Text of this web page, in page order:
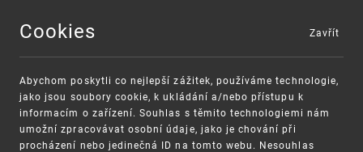
MENU
Cookies
Abychom poskytli co nejlepší zážitek, používáme technologie,
jako jsou soubory cookie, k ukládání a/nebo přístupu k
informacím o zařízení. Souhlas s těmito technologiemi nám
umožní zpracovávat osobní údaje, jako je chování při
procházení nebo jedinečná ID na tomto webu. Nesouhlas
Zavřít